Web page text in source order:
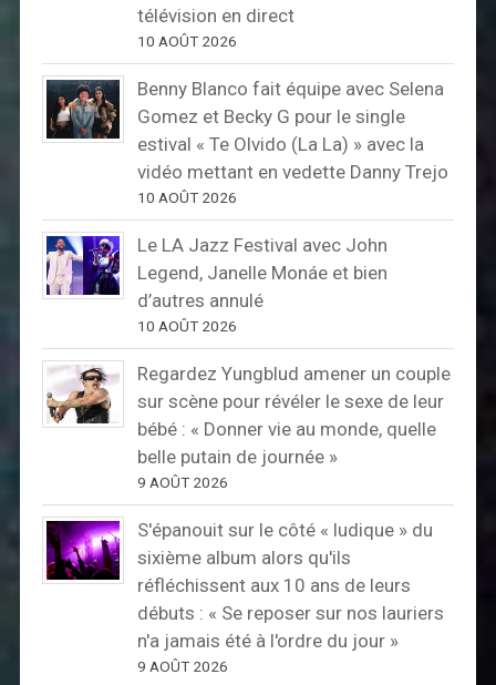
télévision en direct
10 AOÛT 2026
Benny Blanco fait équipe avec Selena
Gomez et Becky G pour le single
estival « Te Olvido (La La) » avec la
vidéo mettant en vedette Danny Trejo
10 AOÛT 2026
Le LA Jazz Festival avec John
Legend, Janelle Monáe et bien
d’autres annulé
10 AOÛT 2026
Regardez Yungblud amener un couple
sur scène pour révéler le sexe de leur
bébé : « Donner vie au monde, quelle
belle putain de journée »
9 AOÛT 2026
S'épanouit sur le côté « ludique » du
sixième album alors qu'ils
réfléchissent aux 10 ans de leurs
débuts : « Se reposer sur nos lauriers
n'a jamais été à l'ordre du jour »
9 AOÛT 2026